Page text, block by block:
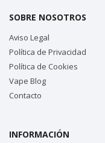
SOBRE NOSOTROS
Aviso Legal
Política de Privacidad
Política de Cookies
Vape Blog
Contacto
INFORMACIÓN